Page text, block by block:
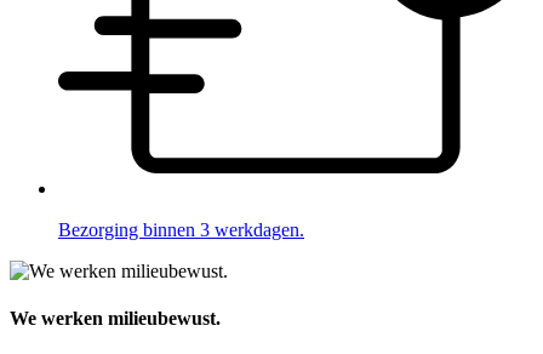
Bezorging binnen 3 werkdagen.
We werken milieubewust.